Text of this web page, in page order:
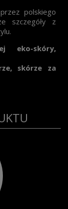
polskiego
szczegóły z
eko-skóry,
skórze za